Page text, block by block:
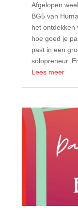
Afgelopen
BG5 van
het ontdekken
hoe goed je
past in een
solopreneur.
Lees meer